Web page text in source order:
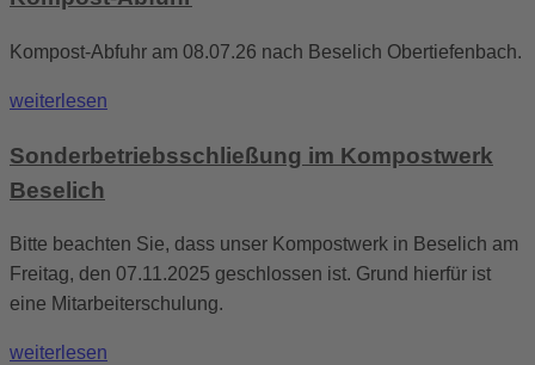
Kompost-Abfuhr am 08.07.26 nach Beselich Obertiefenbach.
weiterlesen
Sonderbetriebsschließung im Kompostwerk
Beselich
Bitte beachten Sie, dass unser Kompostwerk in Beselich am
Freitag, den 07.11.2025 geschlossen ist. Grund hierfür ist
eine Mitarbeiterschulung.
weiterlesen